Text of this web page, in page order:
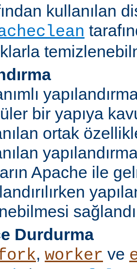
kullanılan
bir yapıya
ortak
Apache ile
Durdurma
, worker ve